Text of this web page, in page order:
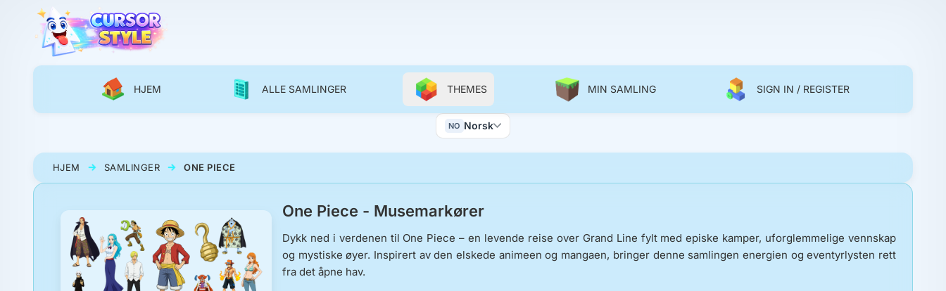
HJEM ALLE SAMLINGER THEMES
Color Scheme
Wallpapers
MIN SAMLING SIGN IN / REGISTER
NO Norsk
HJEM SAMLINGER ONE PIECE
One Piece - Musemarkører
Dykk ned i verdenen til One Piece – en levende reise over Grand Line fylt med episke kamper, uforglemmelige vennskap
og mystiske øyer. Inspirert av den elskede animeen og mangaen, bringer denne samlingen energien og eventyrlysten rett
fra det åpne hav.